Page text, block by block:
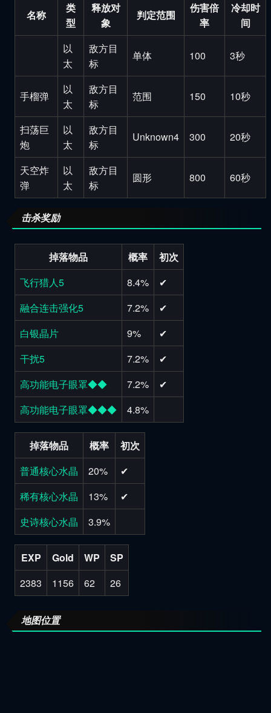
名称
类
型
释放对
象
判定范围
伤害倍
率
冷却时
间
以
太
敌方目
标
单体 100 3秒
手榴弹
以
太
敌方目
标
范围 150 10秒
扫荡巨
炮
以
太
敌方目
标
Unknown4 300 20秒
天空炸
弹
以
太
敌方目
标
圆形 800 60秒
击杀奖励
掉落物品 概率
初次
飞行猎人5
8.4%
✔
融合连击强化5
7.2%
✔
白银晶片
9%
✔
干扰5
7.2%
✔
高功能电子眼罩◆◆
7.2%
✔
高功能电子眼罩◆◆◆
4.8%
掉落物品 概率
初次
普通核心水晶
20%
✔
稀有核心水晶
13%
✔
史诗核心水晶
3.9%
EXP Gold WP
SP
2383
1156 62 26
地图位置